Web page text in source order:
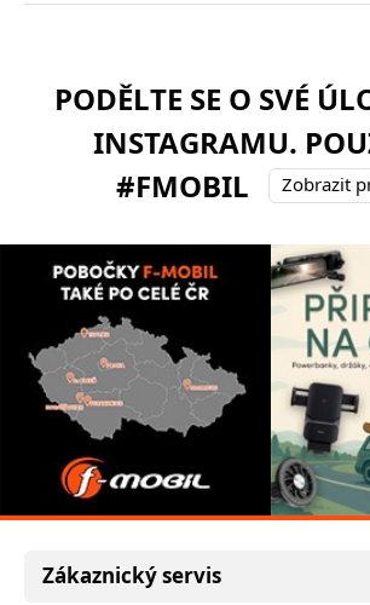
PODĚLTE SE O SVÉ
INSTAGRAMU.
#FMOBIL
Zobrazit
Zákaznický servis